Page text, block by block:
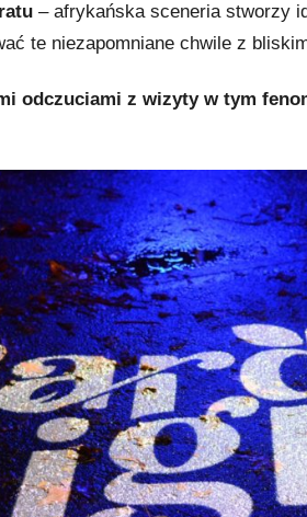
– afrykańska sceneria stworzy
te niezapomniane chwile z
odczuciami z wizyty w tym